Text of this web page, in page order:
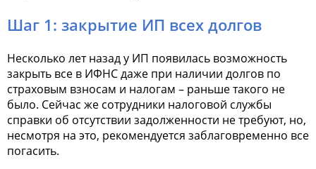
Шаг 1: закрытие ИП всех долгов
Несколько лет назад у ИП появилась возможность
закрыть все в ИФНС даже при наличии долгов по
страховым взносам и налогам – раньше такого не
было. Сейчас же сотрудники налоговой службы
справки об отсутствии задолженности не требуют, но,
несмотря на это, рекомендуется заблаговременно все
погасить.